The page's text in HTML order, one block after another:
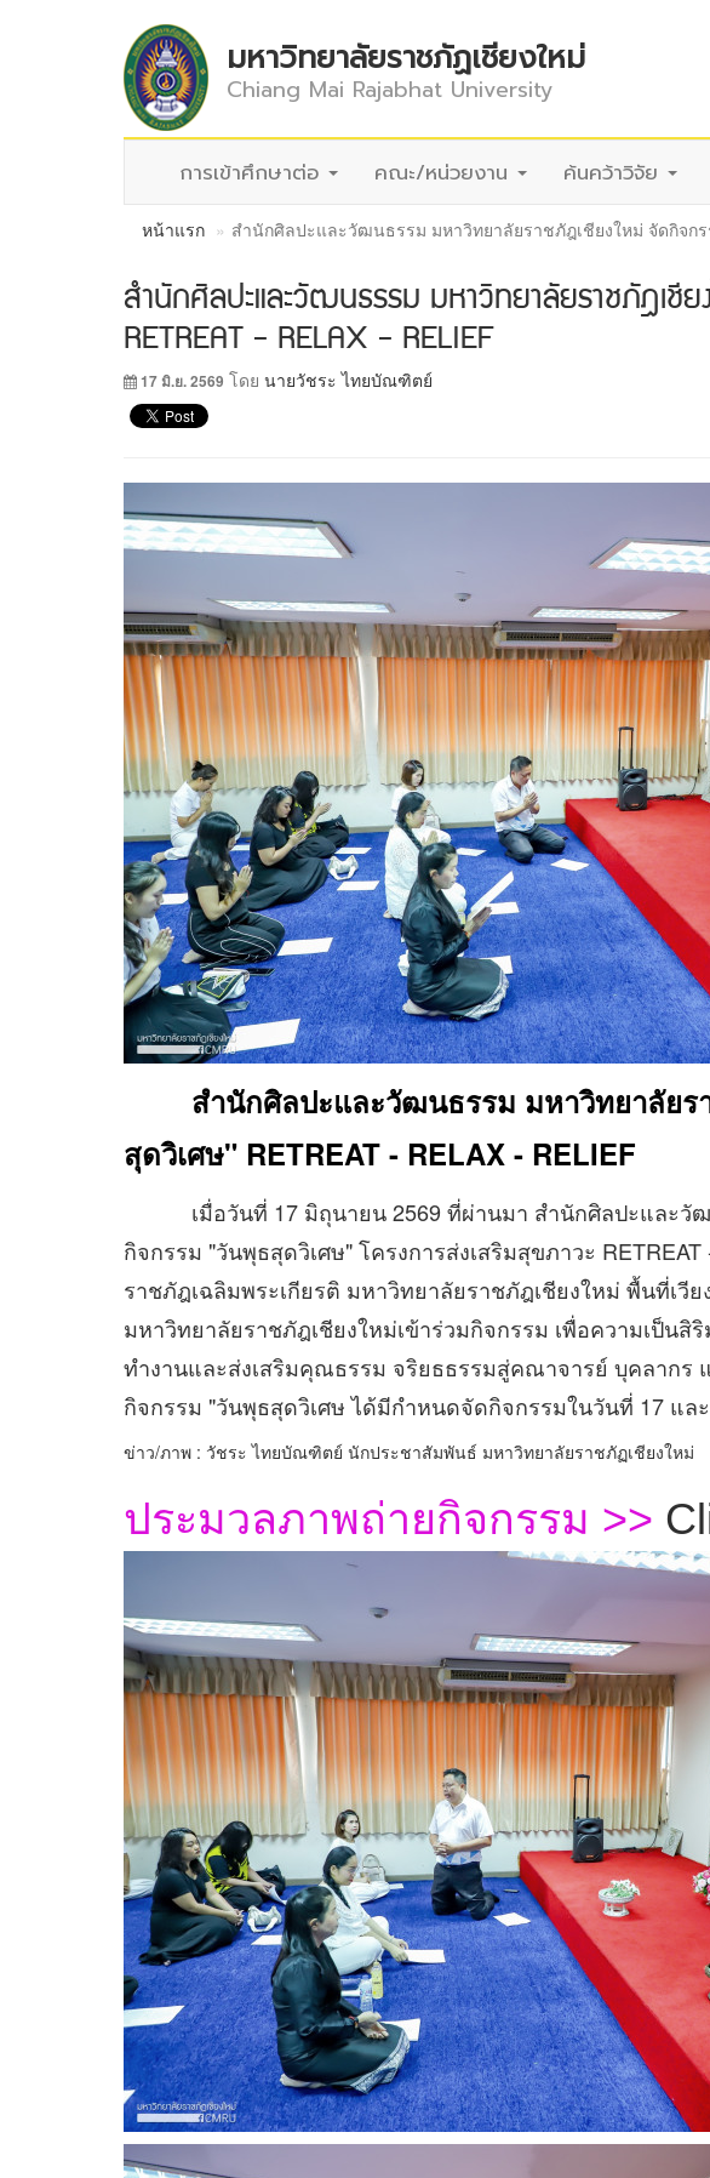
มหาวิทยาลัยราชภัฏเชียงใหม่
Chiang Mai Rajabhat University
การเข้าศึกษาต่อ คณะ/หน่วยงาน ค้นคว้าวิจัย
หน้าแรก สำนักศิลปะและวัฒนธรรม มหาวิทยาลัยราชภัฎเชียงใหม่ จัดกิจกร
สำนักศิลปะและวัฒนธรรม มหาวิทยาลัยราชภัฎเชี
RETREAT - RELAX - RELIEF
17 มิ.ย. 2569 โดย นายวัชระ ไทยบัณฑิตย์
สำนักศิลปะและวัฒนธรรม มหาวิทยาลัย
สุดวิเศษ" RETREAT - RELAX - RELIEF
เมื่อวันที่ 17 มิถุนายน 2569 ที่ผ่านมา สำนักศิลปะและ
กิจกรรม "วันพุธสุดวิเศษ" โครงการส่งเสริมสุขภาวะ
ราชภัฎเฉลิมพระเกียรติ มหาวิทยาลัยราชภัฎเชียงใหม่ พื้นที่เวี
มหาวิทยาลัยราชภัฎเชียงใหม่เข้าร่วมกิจกรรม เพื่อความเป็นสิ
ทำงานและส่งเสริมคุณธรรม จริยธธรรมสู่คณาจารย์ บุคลากร
กิจกรรม "วันพุธสุดวิเศษ ได้มีกำหนดจัดกิจกรรมในวันที่ 17 แล
ข่าว/ภาพ : วัชระ ไทยบัณฑิตย์ นักประชาสัมพันธ์ มหาวิทยาลัยราชภัฏเชียงใหม่
ประมวลภาพถ่ายกิจกรรม >>